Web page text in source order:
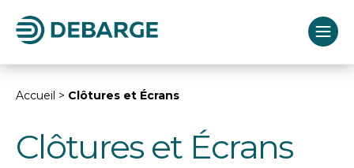
Accueil > Clôtures et Écrans
Clôtures et Écrans